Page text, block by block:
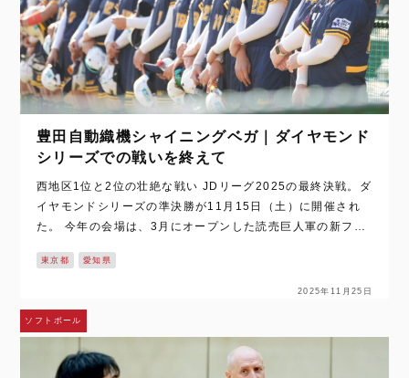
豊田自動織機シャイニングベガ｜ダイヤモンド
シリーズでの戦いを終えて
西地区1位と2位の壮絶な戦い JDリーグ2025の最終決戦。ダ
イヤモンドシリーズの準決勝が11月15日（土）に開催され
た。 今年の会場は、3月にオープンした読売巨人軍の新ファ
めるに相応しい環境だ…
東京都 愛知県
2025年11月25日
ソフトボール